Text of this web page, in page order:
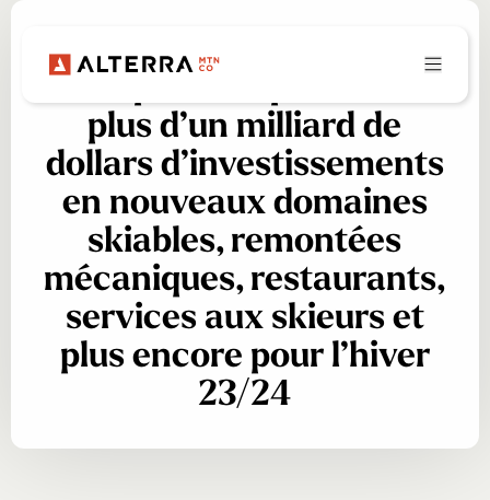
Les détenteurs du Ikon
plus d’un milliard de
dollars d’investissements
en nouveaux domaines
skiables, remontées
mécaniques, restaurants,
services aux skieurs et
plus encore pour l’hiver
23/24